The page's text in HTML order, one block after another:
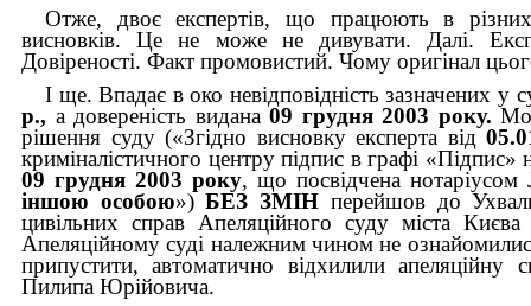
Отже, двоє експертів, що працюють в
висновків. Це не може не дивувати. Далі.
Довіреності. Факт промовистий. Чому оригінал
І ще. Впадає в око невідповідність зазначених
р., а довереність видана09 грудня 2003 року.
рішення суду («Згідно висновку експерта від
криміналістичного центру підпис в графі «Підпис»
09 грудня 2003 року, що посвідчена
іншою особою»)БЕЗ ЗМІН перейшов до
цивільних справ Апеляційного суду міста
Апеляційному суді належним чином не
припустити, автоматично відхилили апеляційну
Пилипа Юрійовича.